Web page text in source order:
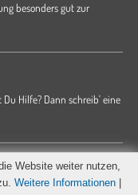
besonders gut zur
Du Hilfe? Dann schreib' eine
Impressum
Website weiter nutzen,
Weitere Informationen